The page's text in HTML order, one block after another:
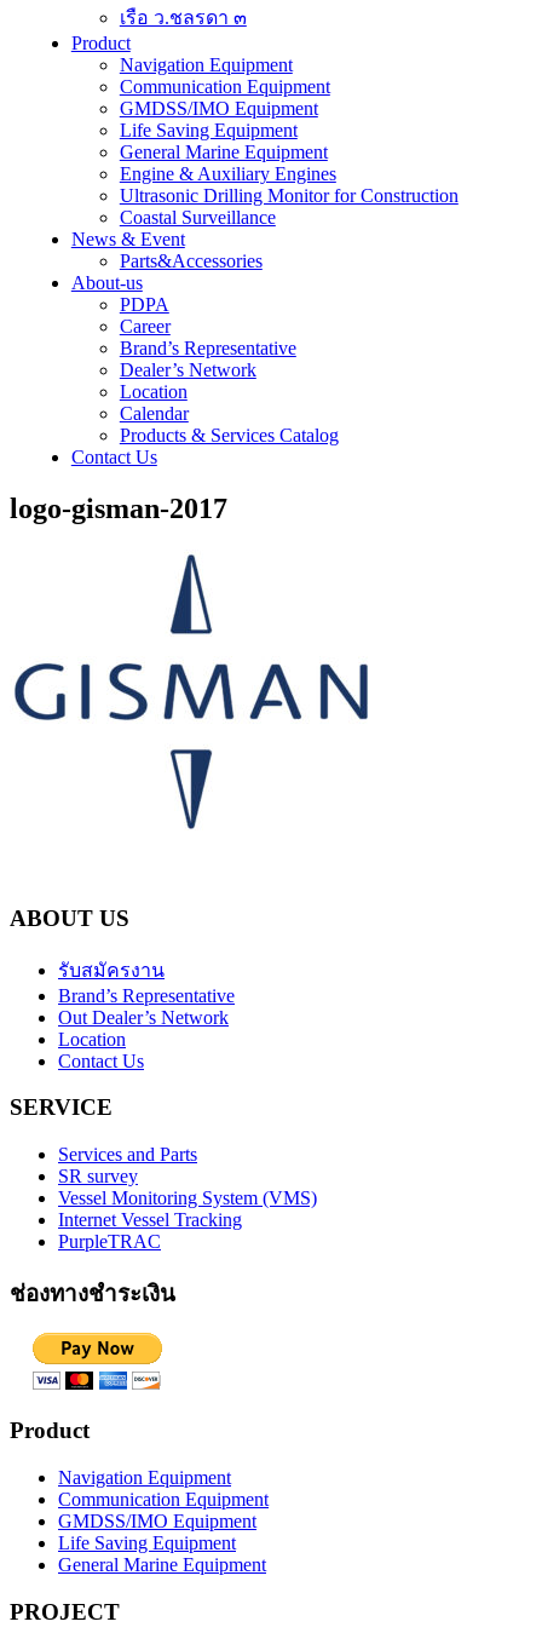
เรือ ว.ชลรดา ๓
Product
Navigation Equipment
Communication Equipment
GMDSS/IMO Equipment
Life Saving Equipment
General Marine Equipment
Engine & Auxiliary Engines
Ultrasonic Drilling Monitor for Construction
Coastal Surveillance
News & Event
Parts&Accessories
About-us
PDPA
Career
Brand’s Representative
Dealer’s Network
Location
Calendar
Products & Services Catalog
Contact Us
logo-gisman-2017
ABOUT US
รับสมัครงาน
Brand’s Representative
Out Dealer’s Network
Location
Contact Us
SERVICE
Services and Parts
SR survey
Vessel Monitoring System (VMS)
Internet Vessel Tracking
PurpleTRAC
ช่องทางชำระเงิน
Product
Navigation Equipment
Communication Equipment
GMDSS/IMO Equipment
Life Saving Equipment
General Marine Equipment
PROJECT